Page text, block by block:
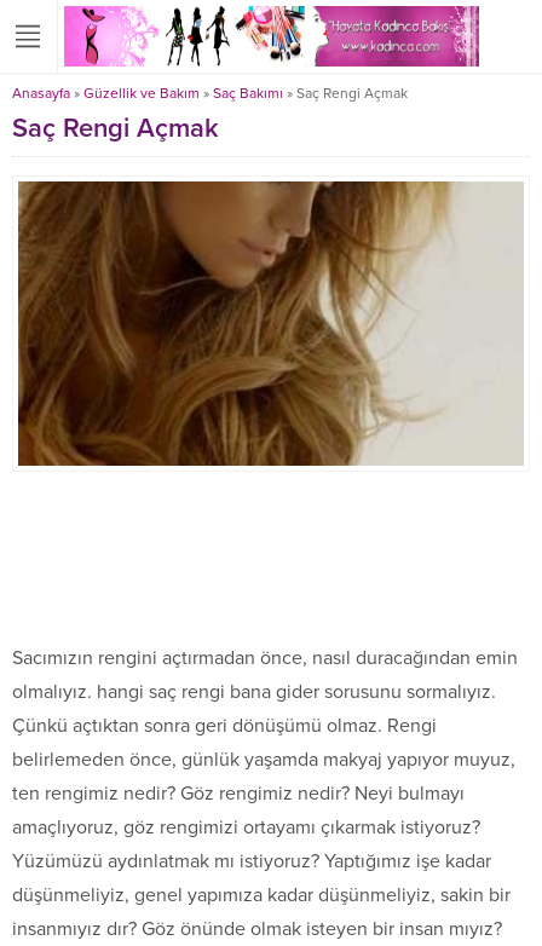
Anasayfa » Güzellik ve Bakım » Saç Bakımı » Saç Rengi Açmak
Saç Rengi Açmak
Sacımızın rengini açtırmadan önce, nasıl duracağından emin
olmalıyız. hangi saç rengi bana gider sorusunu sormalıyız.
Çünkü açtıktan sonra geri dönüşümü olmaz. Rengi
belirlemeden önce, günlük yaşamda makyaj yapıyor muyuz,
ten rengimiz nedir? Göz rengimiz nedir? Neyi bulmayı
amaçlıyoruz, göz rengimizi ortayamı çıkarmak istiyoruz?
Yüzümüzü aydınlatmak mı istiyoruz? Yaptığımız işe kadar
düşünmeliyiz, genel yapımıza kadar düşünmeliyiz, sakin bir
insanmıyız dır? Göz önünde olmak isteyen bir insan mıyız?